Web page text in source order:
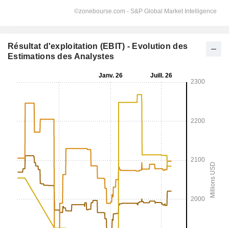
Résultat d'exploitation (EBIT) - Evolution des
Estimations des Analystes